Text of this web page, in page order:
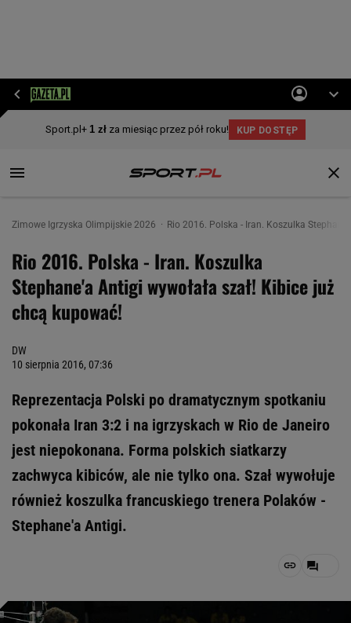
Zimowe Igrzyska Olimpijskie 2026 Rio 2016. Polska - Iran. Koszulka
Rio 2016. Polska - Iran. Koszulka
Stephane'a Antigi wywołała szał! Kibice już
chcą kupować!
DW
10 sierpnia 2016, 07:36
Reprezentacja Polski po dramatycznym spotkaniu
pokonała Iran 3:2 i na igrzyskach w Rio de Janeiro
jest niepokonana. Forma polskich siatkarzy
zachwyca kibiców, ale nie tylko ona. Szał wywołuje
również koszulka francuskiego trenera Polaków -
Stephane'a Antigi.